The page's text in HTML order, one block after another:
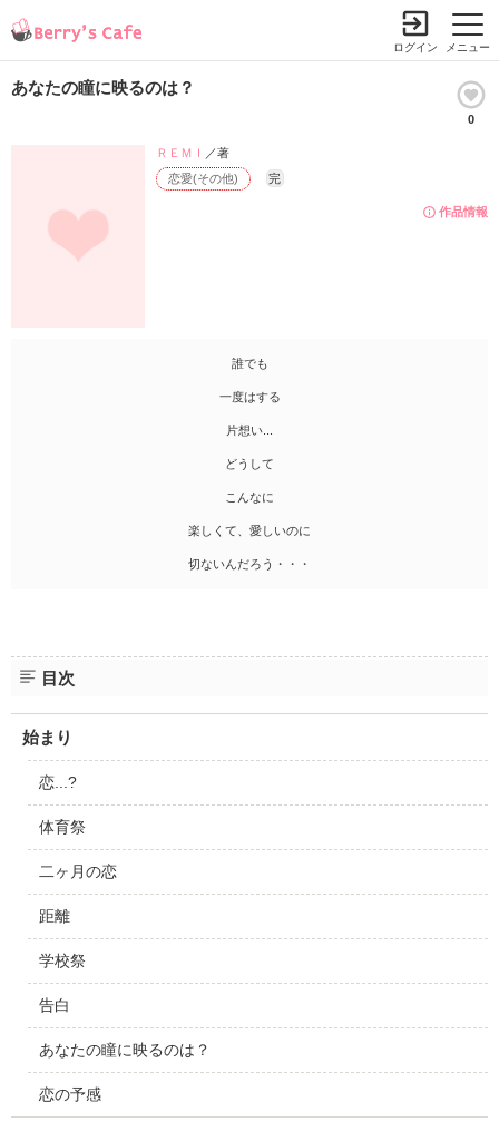
メニュー
ログイン
あなたの瞳に映るのは？
0
作品情報
恋愛(その他) 完
ＲＥＭＩ ／著
誰でも
一度はする
片想い...
どうして
こんなに
楽しくて、愛しいのに
切ないんだろう・・・
目次
始まり
恋...?
体育祭
二ヶ月の恋
距離
学校祭
告白
あなたの瞳に映るのは？
恋の予感